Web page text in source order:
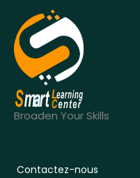
contenu
Broaden Your Skills
Contactez-nous